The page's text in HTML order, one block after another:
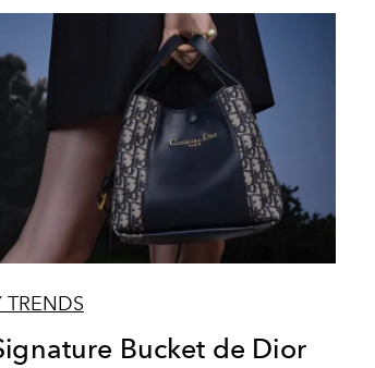
TRENDS
Bucket de Dior